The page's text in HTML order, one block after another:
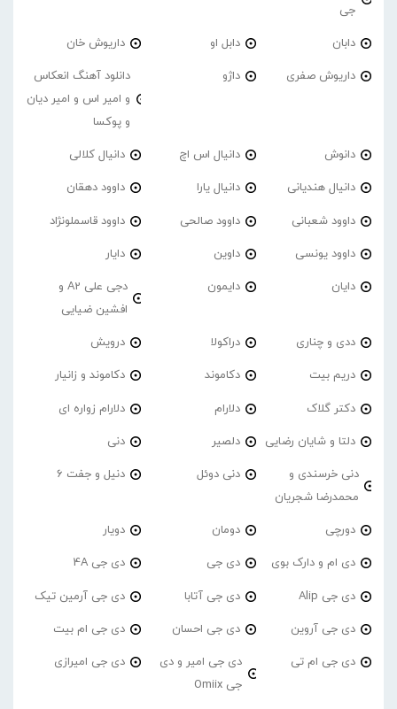
جی
دابان دابل او داریوش خان
داریوش صفری داژو
دانلود آهنگ انعکاس
و امیر اس و امیر دیان
و پوکسا
دانوش دانیال اس اچ دانیال کلالی
دانیال هندیانی دانیال یارا داوود دهقان
داوود شعبانی داوود صالحی داوود قاسملونژاد
داوود یونسی داوین دایار
دایان دایمون
دجی علی A2 و
افشین ضیایی
ددی و چناری دراکولا درویش
دریم بیت دکاموند دکاموند و زانیار
دکتر گلاک دلارام دلارام زواره ای
دلتا و شایان رضایی دلصیر دنی
دنی خرسندی و
محمدرضا شجریان
دنی دوئل دنیل و جفت 6
دورچی دومان دویار
دی ام و دارک بوی دی جی دی جی 4A
دی جی Alip دی جی آتابا دی جی آرمین تیک
دی جی آروین دی جی احسان دی جی ام بیت
دی جی ام تی
دی جی امیر و دی
جی Omiix
دی جی امیرازی